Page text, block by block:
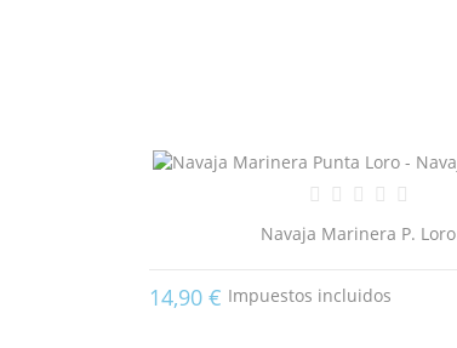
Navaja Marinera P. Loro
14,90 € Impuestos incluidos